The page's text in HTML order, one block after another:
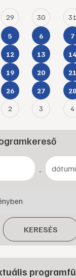
29 30 31
5 6 7
12 13 14
19 20 21
26 27 28
2 3 4
-
KERESÉS